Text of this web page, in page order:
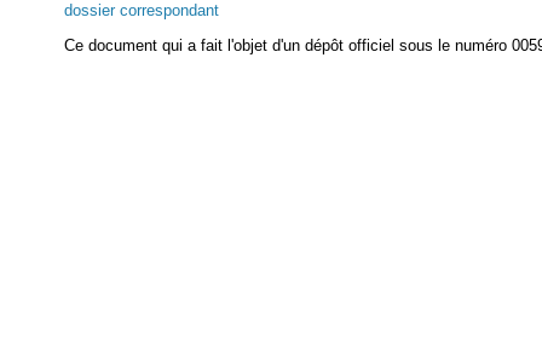
dossier correspondant
Ce document qui a fait l'objet d'un dépôt officiel sous le numéro